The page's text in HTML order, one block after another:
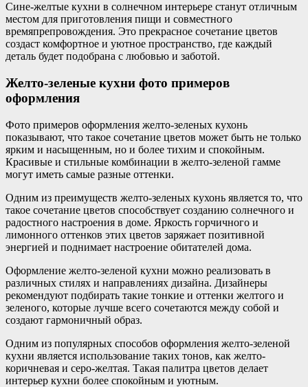
Сине-желтые кухни в солнечном интерьере станут отличным
местом для приготовления пищи и совместного
времяпрепровождения. Это прекрасное сочетание цветов
создаст комфортное и уютное пространство, где каждый
деталь будет подобрана с любовью и заботой.
Желто-зеленые кухни фото примеров
оформления
Фото примеров оформления желто-зеленых кухонь
показывают, что такое сочетание цветов может быть не только
ярким и насыщенным, но и более тихим и спокойным.
Красивые и стильные комбинации в желто-зеленой гамме
могут иметь самые разные оттенки.
Одним из преимуществ желто-зеленых кухонь является то, что
такое сочетание цветов способствует созданию солнечного и
радостного настроения в доме. Яркость горчичного и
лимонного оттенков этих цветов заряжает позитивной
энергией и поднимает настроение обитателей дома.
Оформление желто-зеленой кухни можно реализовать в
различных стилях и направлениях дизайна. Дизайнеры
рекомендуют подбирать такие тонкие и оттенки желтого и
зеленого, которые лучше всего сочетаются между собой и
создают гармоничный образ.
Одним из популярных способов оформления желто-зеленой
кухни является использование таких тонов, как желто-
коричневая и серо-желтая. Такая палитра цветов делает
интерьер кухни более спокойным и уютным.